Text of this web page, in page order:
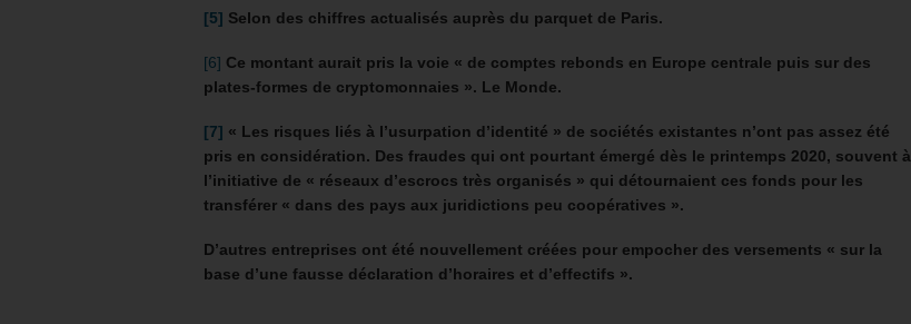
[5] Selon des chiffres actualisés auprès du parquet de Paris.
[6] Ce montant aurait pris la voie « de comptes rebonds en Europe centrale puis sur des
plates-formes de cryptomonnaies ». Le Monde.
[7] « Les risques liés à l’usurpation d’identité » de sociétés existantes n’ont pas assez été
pris en considération. Des fraudes qui ont pourtant émergé dès le printemps 2020, souvent à
l’initiative de « réseaux d’escrocs très organisés » qui détournaient ces fonds pour les
transférer « dans des pays aux juridictions peu coopératives ».
D’autres entreprises ont été nouvellement créées pour empocher des versements « sur la
base d’une fausse déclaration d’horaires et d’effectifs ».